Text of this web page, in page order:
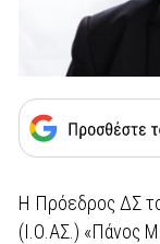
Η Πρόεδρος ΔΣ
(Ι.Ο.ΑΣ.) «Πάνος